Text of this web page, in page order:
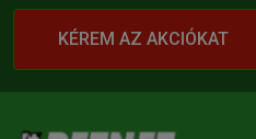
KÉREM AZ AKCIÓKAT